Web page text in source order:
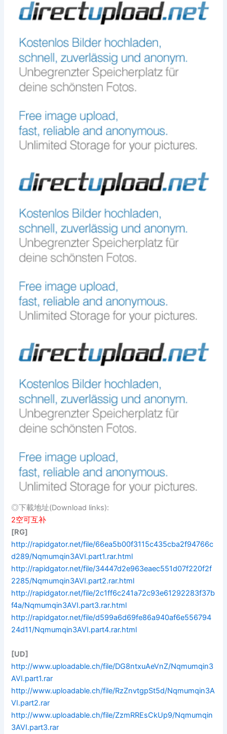
◎下載地址(Download links):
2空可互补
[RG]
http://rapidgator.net/file/66ea5b00f3115c435cba2f94766c
d289/Nqmumqin3AVI.part1.rar.html
http://rapidgator.net/file/34447d2e963eaec551d07f220f2f
2285/Nqmumqin3AVI.part2.rar.html
http://rapidgator.net/file/2c1ff6c241a72c93e61292283f37b
f4a/Nqmumqin3AVI.part3.rar.html
http://rapidgator.net/file/d599a6d69fe86a940af6e556794
24d11/Nqmumqin3AVI.part4.rar.html
[UD]
http://www.uploadable.ch/file/DG8ntxuAeVnZ/Nqmumqin3
AVI.part1.rar
http://www.uploadable.ch/file/RzZnvtgpSt5d/Nqmumqin3A
VI.part2.rar
http://www.uploadable.ch/file/ZzmRREsCkUp9/Nqmumqin
3AVI.part3.rar